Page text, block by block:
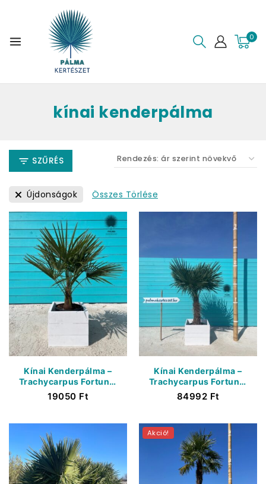
0
kínai kenderpálma
SZŰRÉS
Újdonságok Összes Törlése
Kínai Kenderpálma –
Trachycarpus Fortunei
– Törzs 15/20 cm
19050 Ft
Kínai Kenderpálma –
Trachycarpus Fortunei
– Törzs 70/80 cm
84992 Ft
Akció!